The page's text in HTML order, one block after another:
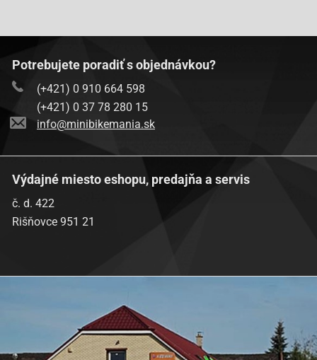
Potrebujete poradiť s objednávkou?
(+421) 0 910 664 598
(+421) 0 37 78 280 15
info@minibikemania.sk
Výdajné miesto eshopu, predajňa a servis
č. d. 422
Rišňovce 951 21